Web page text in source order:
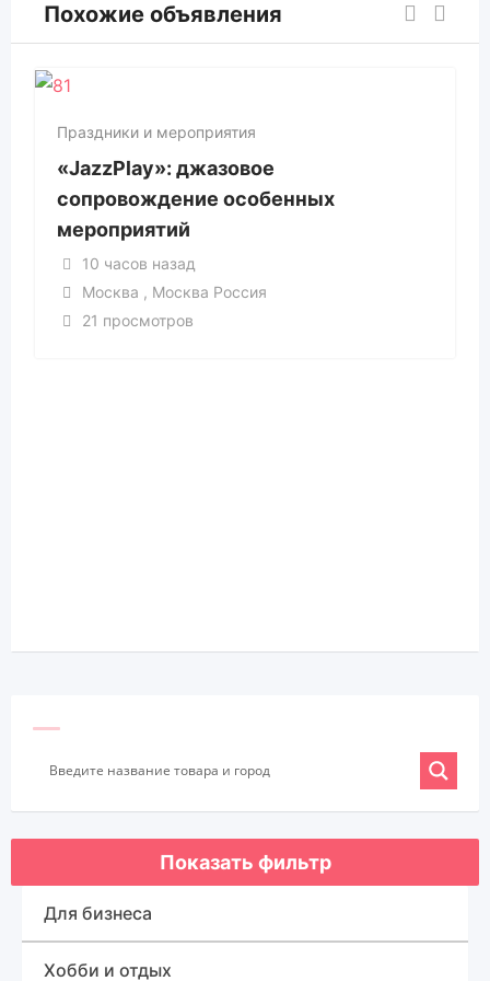
Похожие объявления
Праздники и мероприятия
«JazzPlay»: джазовое
сопровождение особенных
мероприятий
10 часов назад
Москва , Москва Россия
21 просмотров
Показать фильтр
Для бизнеса
Оборудование для бизнеса
Хобби и отдых